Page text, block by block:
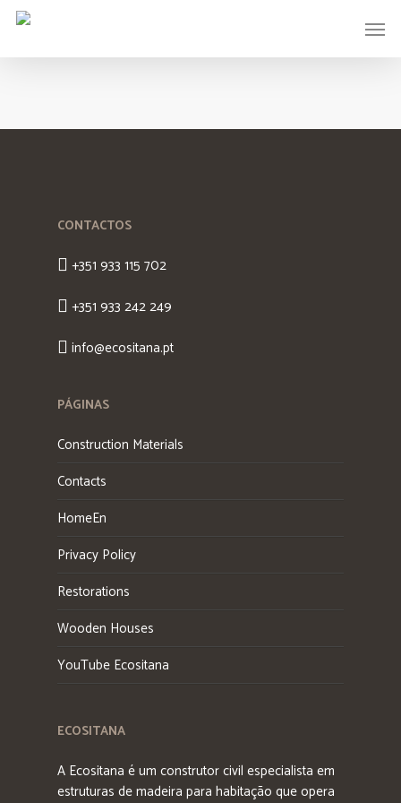
CONTACTOS
+351 933 115 702
+351 933 242 249
info@ecositana.pt
PÁGINAS
Construction Materials
Contacts
HomeEn
Privacy Policy
Restorations
Wooden Houses
YouTube Ecositana
ECOSITANA
A Ecositana é um construtor civil especialista em
estruturas de madeira para habitação que opera